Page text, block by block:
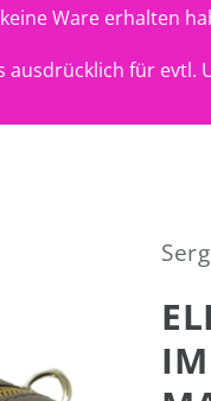
Ware erhalten
für evtl.